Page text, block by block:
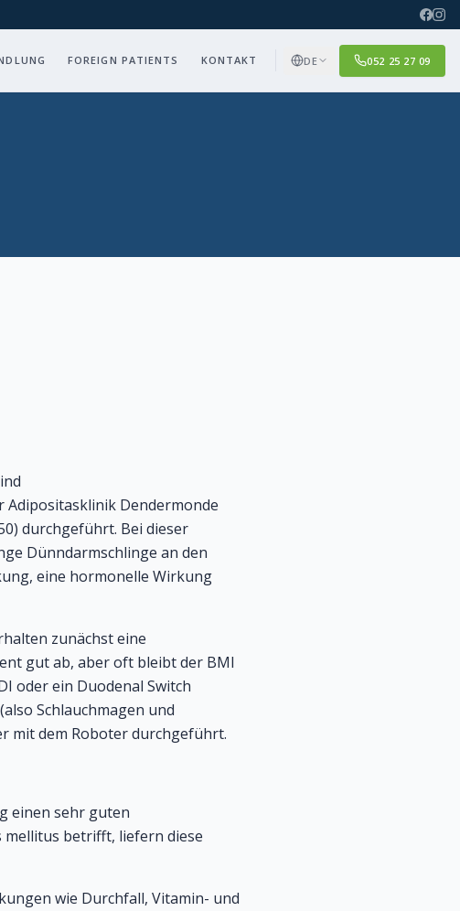
FOREIGN PATIENTS KONTAKT DE 052 25 27 09
Dendermonde
durchgeführt. Bei dieser
Dünndarmschlinge an den
eine hormonelle Wirkung
zunächst eine
gut ab, aber oft bleibt der BMI
oder ein Duodenal Switch
Schlauchmagen und
mit dem Roboter durchgeführt.
einen sehr guten
mellitus betrifft, liefern diese
wie Durchfall, Vitamin- und